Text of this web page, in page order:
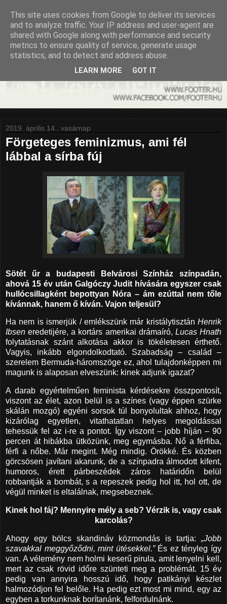
2019. április 14., vasárnap
Förgeteges feminizmus, ami fél
lábbal a sírba fúj
Sötét űr a budapesti Belvárosi Színház színpadán,
ahová 15 év után Galgóczy Judit hívására egyszer csak
hullócsillagként bepottyan Nóra – ám ezúttal nem tőle
kívánnak, hanem ő kíván. Vajon teljesül?
Ha nem is ismerjük / emlékszünk már kristálytisztán Henrik
Ibsen eredetijére, a kortárs amerikai drámaíró, Lucas Hnath
folytatásnak szánt alkotása akkor is tökéletesen érthető.
Vagyis, inkább elgondolkodtató. Szabadság – család –
szerelem Bermuda-háromszöge ez, ahol tulajdonképpen mi
magunk is alaposan elveszünk: kinek adjunk igazat?
A darab egyértelműen feminista kérdésekre összpontosít,
viszont az élet, azon belül is a színes (vagy éppen szürke
skálán mozgó) egyéni sorsok túl bonyolultak ahhoz, hogy
kizárólag egyetlen, vitathatatlan helyes megoldással
tehessük fel az i-re a pontot. Így viszont – jobb híján – 90
percen át hibákba ütközünk, meg egymásba. Nő a férfiba,
férfi a nőbe. Már megint. Még mindig. Örökké. És közben
görcsösen javítani akarunk, de a színpadra álmodott kifent,
humoros, érett párbeszédek záros határidőn belül
robbantják a bombát, s a repeszek pedig hol itt, hol ott, de
végül minket is eltalálnak, megsebeznek.
Kinek hol fáj? Mennyire mély a seb? Vérzik is, vagy csak
karcolás?
Ahogy egy bölcs skandináv közmondás is tartja: „Jobb
szavakkal meggyőződni, mint ütésekkel.”És ez tényleg így
van. A vélemény nem holmi keserű pirula, amit lenyelni kell,
mert az csak rövid időre szünteti meg a problémát. 15 év
pedig van annyira hosszú idő, hogy patikányi készlet
halmozódjon fel belőle. Ha pedig ezt most mi mind, egy az
egyben a torkunknak borítanánk, felfordulnánk.
This site uses cookies from Google to deliver its services
and to analyze traffic. Your IP address and user-agent are
shared with Google along with performance and security
metrics to ensure quality of service, generate usage
statistics, and to detect and address abuse.
LEARN MORE GOT IT